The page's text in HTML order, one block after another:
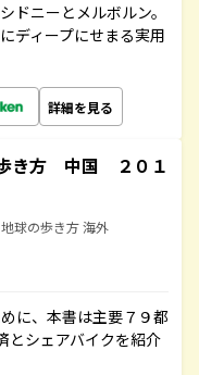
ドニーとメルボルン。
ディープにせまる実用
詳細を見る
き方 中国 ２０１
球の歩き方 海外
に、本書は主要７９都
とシェアバイクを紹介